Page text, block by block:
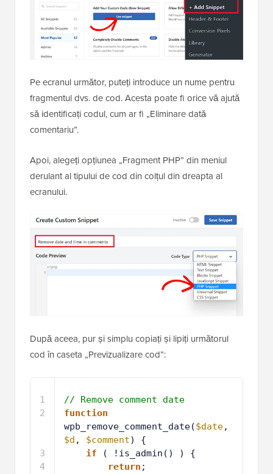
Pe ecranul următor, puteți introduce un nume pentru
fragmentul dvs. de cod. Acesta poate fi orice vă ajută
să identificați codul, cum ar fi „Eliminare dată
comentariu”.
Apoi, alegeți opțiunea „Fragment PHP” din meniul
derulant al tipului de cod din colțul din dreapta al
ecranului.
După aceea, pur și simplu copiați și lipiți următorul
cod în caseta „Previzualizare cod”:
1
2
3
4
// Remove comment date
function
wpb_remove_comment_date($date
$d , $comment) {
if
( !is_admin() ) {
return ;